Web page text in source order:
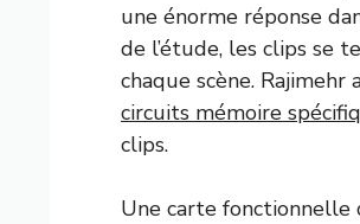
une énorme réponse
de l’étude, les clips se
chaque scène.
circuits mémoire
clips.
Une carte fonctionnelle